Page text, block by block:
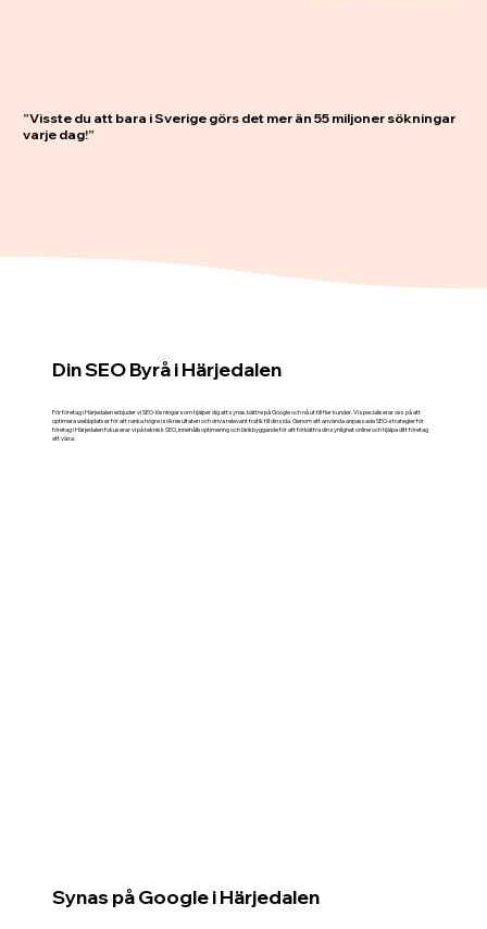
”Visste du att bara i Sverige görs det mer än 55 miljoner sökningar
varje dag!”
För företag i Härjedalen erbjuder vi SEO-lösningar som hjälper dig att synas bättre på Google och nå ut till fler kunder. Vi specialiserar oss på att
optimera webbplatser för att ranka högre i sökresultaten och driva relevant trafik till din sida. Genom att använda anpassade SEO-strategier för
företag i Härjedalen fokuserar vi på teknisk SEO, innehållsoptimering och länkbyggande för att förbättra din synlighet online och hjälpa ditt företag
att växa.
Din SEO Byrå i Härjedalen
Synas på Google i Härjedalen